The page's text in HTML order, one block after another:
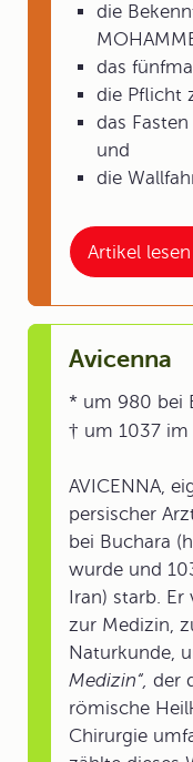
Artikel lesen
die
das
die Pflicht
das
und
die
Avicenna
* um 980 bei
† um 1037 im
AVICENNA,
persischer
bei Buchara
wurde und
Iran) starb. Er
zur Medizin,
Naturkunde,
Medizin“, der
römische
Chirurgie